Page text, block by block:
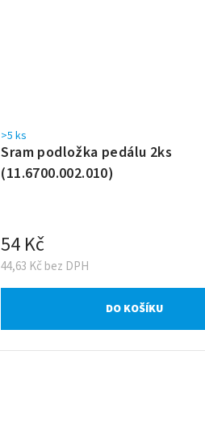
Sram podložka pedálu 2ks
(11.6700.002.010)
>5 ks
44,63 Kč bez DPH
54 Kč
DO KOŠÍKU